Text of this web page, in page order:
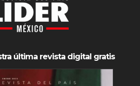
última revista digital gratis